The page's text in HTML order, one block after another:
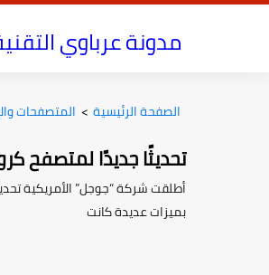
مدونة عرباوي
الصفحة الرئيسية > المتصفحات
تحديثًا جديدًا لمتصفح
أطلقت شركة “جوجل” الأمريكية
بميزات عديدة كانت